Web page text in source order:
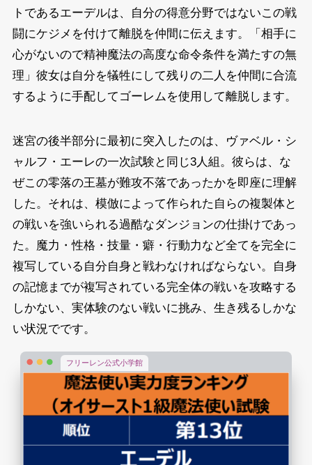
トであるエーデルは、自分の得意分野ではないこの戦
闘にケジメを付けて離脱を仲間に伝えます。「相手に
心がないので精神魔法の高度な命令条件を満たすの無
理」彼女は自分を犠牲にして残りの二人を仲間に合流
するように手配してゴーレムを使用して離脱します。
迷宮の後半部分に最初に突入したのは、ヴァベル・シ
ャルフ・エーレの一次試験と同じ3人組。彼らは、な
ぜこの零落の王墓が難攻不落であったかを即座に理解
した。それは、模倣によって作られた自らの複製体と
の戦いを強いられる過酷なダンジョンの仕掛けであっ
た。魔力・性格・技量・癖・行動力など全てを完全に
複写している自分自身と戦わなければならない。自身
の記憶までが複写されている完全体の戦いを攻略する
しかない、実体験のない戦いに挑み、生き残るしかな
い状況でです。
フリーレン公式小学館